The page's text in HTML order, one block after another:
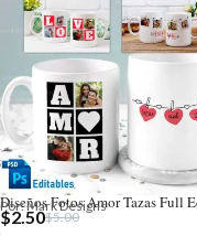
Diseños Fotos Amor Tazas Full
Por: Mark Designs
$5.00
$2.50